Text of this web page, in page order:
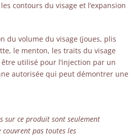
contours du visage et l’expansion
du volume du visage (joues, plis
le menton, les traits du visage
utilisé pour l’injection par un
autorisée qui peut démontrer une
sur ce produit sont seulement
couvrent pas toutes les